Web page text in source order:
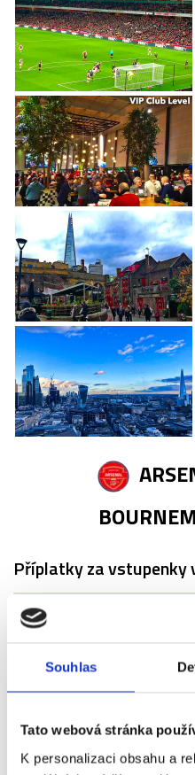
Souhlas
Tato webová stránka
K personalizaci obsahu a
Příplatky za vstupenky
Název
Arsenal FC - AFC
Bournemouth - VIP
66
Arsenal FC - AFC